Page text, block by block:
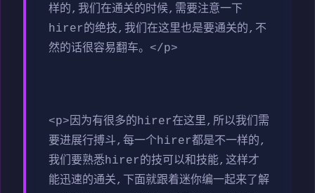
样的,我们在通关的时候,需要注意一下
hirer的绝技,我们在这里也是要通关的,不
然的话很容易翻车。</p>
<p>因为有很多的hirer在这里,所以我们需
要进展行搏斗,每一个hirer都是不一样的,
我们要熟悉hirer的技可以和技能,这样才
能迅速的通关,下面就跟着迷你编一起来了解